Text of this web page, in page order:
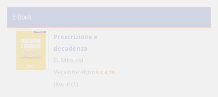
E-Book
Prescrizione e
decadenza
D. Minussi
Versione ebook € 4,19
(iva incl.)